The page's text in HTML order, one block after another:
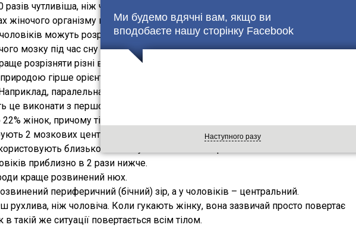
чутливіша, ніж чоловіча.
жіночого організму міститься більше еластину, тому жінки більш гнучкі.
можуть розрізняти високочастотні звуки.
мозку під час сну знижується всього на 10%, тому сон жінок більш чуйний.
розрізняти різні відтінки солодкого смаку.
гірше орієнтуються в просторі, через це можуть виникати проблеми
паралельна парковка виходить у 82% чоловіків, при цьому близько
це виконати з першої спроби. У жінок результати зовсім інші. Така парковка
22% жінок, причому тільки 1/3 з них можуть це зробити з першої спроби.
2 мозкових центри. Саме тому жінки легко можуть вимовляти до 8000
близько 3000 звуків і 10 000 невербальних сигналів. Ті ж
приблизно в 2 рази нижче.
краще розвинений нюх.
периферичний (бічний) зір, а у чоловіків – центральний.
рухлива, ніж чоловіча. Коли гукають жінку, вона зазвичай просто повертає
в такій же ситуації повертається всім тілом.
Ми будемо вдячні вам, якщо ви
вподобаєте нашу сторінку Facebook
Наступного разу